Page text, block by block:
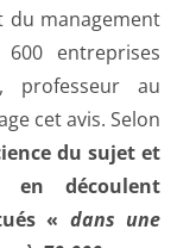
du management
entreprises
professeur au
cet avis. Selon
du sujet et
en découlent
« dans une